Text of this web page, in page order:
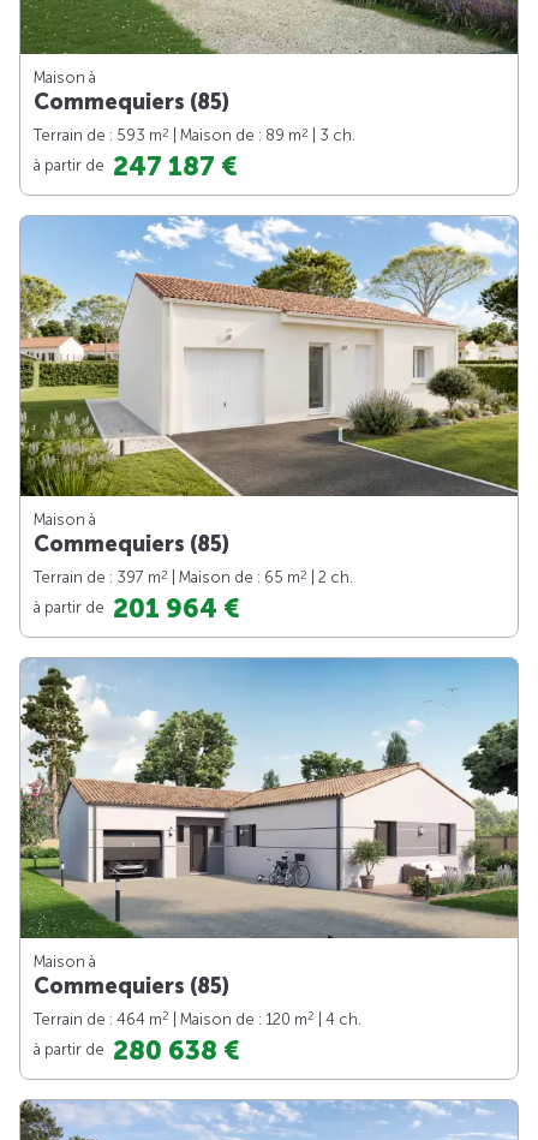
Maison à
Commequiers (85)
Terrain de : 593 m2 | Maison de : 89 m2
| 3 ch.
à partir de 247 187 €
Maison à
Commequiers (85)
Terrain de : 397 m2 | Maison de : 65 m2
| 2 ch.
à partir de 201 964 €
Maison à
Commequiers (85)
Terrain de : 464 m2 | Maison de : 120 m2
| 4 ch.
à partir de 280 638 €